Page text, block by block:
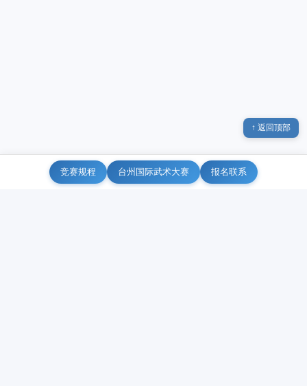
竞赛规程 台州国际武术大赛 报名联系
↑ 返回顶部